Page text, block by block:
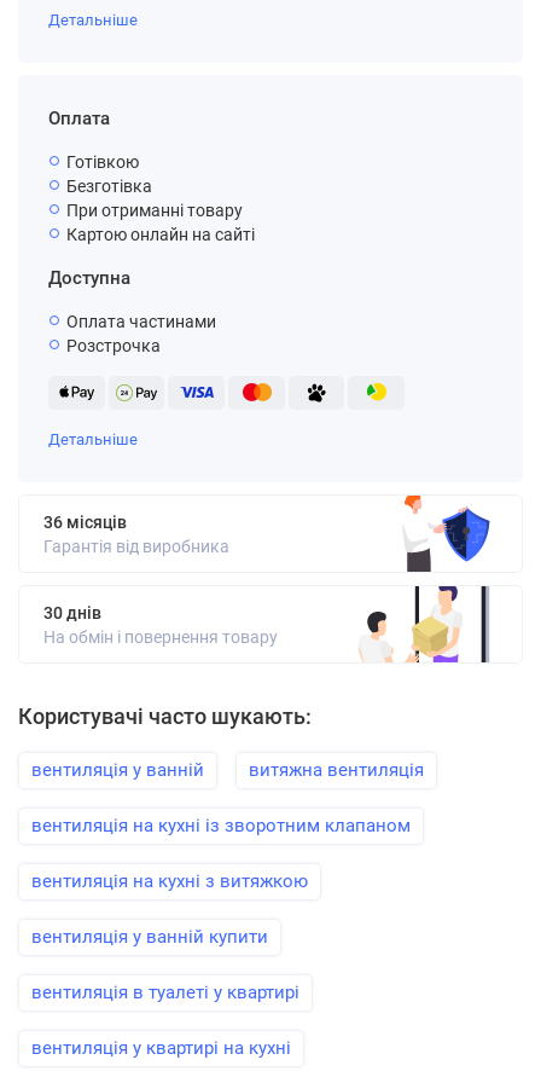
Детальніше
Оплата
Готівкою
Безготівка
При отриманні товару
Картою онлайн на сайті
Доступна
Оплата частинами
Розстрочка
Детальніше
36 місяців
Гарантія від виробника
30 днів
На обмін і повернення товару
Користувачі часто шукають:
вентиляція у ванній витяжна вентиляція
вентиляція на кухні із зворотним клапаном
вентиляція на кухні з витяжкою
вентиляція у ванній купити
вентиляція в туалеті у квартирі
вентиляція у квартирі на кухні